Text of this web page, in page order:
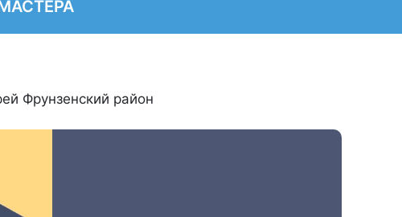
Фрунзенский район